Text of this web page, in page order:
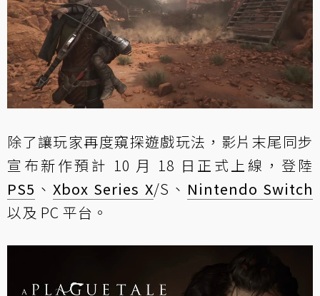
除了讓玩家再度窺探遊戲玩法，影片末尾同步
宣布新作預計 10 月 18 日正式上線，登陸
PS5 、Xbox Series X/S、 Nintendo Switch
以及 PC 平台。